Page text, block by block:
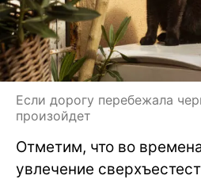
Если дорогу перебежала
произойдет
Отметим, что во
увлечение